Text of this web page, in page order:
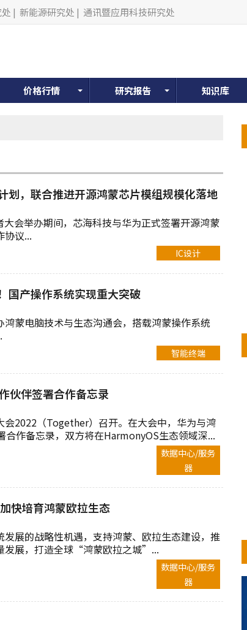
| 新能源研究处 | 通讯暨应用科技研究处
价格行情 研究报告 知识库
划，联合推进开源鸿蒙芯片模组规模化落地
会举办期间，芯海科技与华为正式签署开源鸿蒙
议...
IC设计
国产操作系统实现重大突破
蒙电脑技术与生态沟通会，搭载鸿蒙操作系统
智能终端
伙伴签署合作备忘录
会2022（Together）召开。在大会中，华为与鸿
合作备忘录，双方将在HarmonyOS生态领域深...
数据中心/服务
器
快培育鸿蒙欧拉生态
展的战略性机遇，支持鸿蒙、欧拉生态建设，推
发展，打造全球“鸿蒙欧拉之城”...
数据中心/服务
器